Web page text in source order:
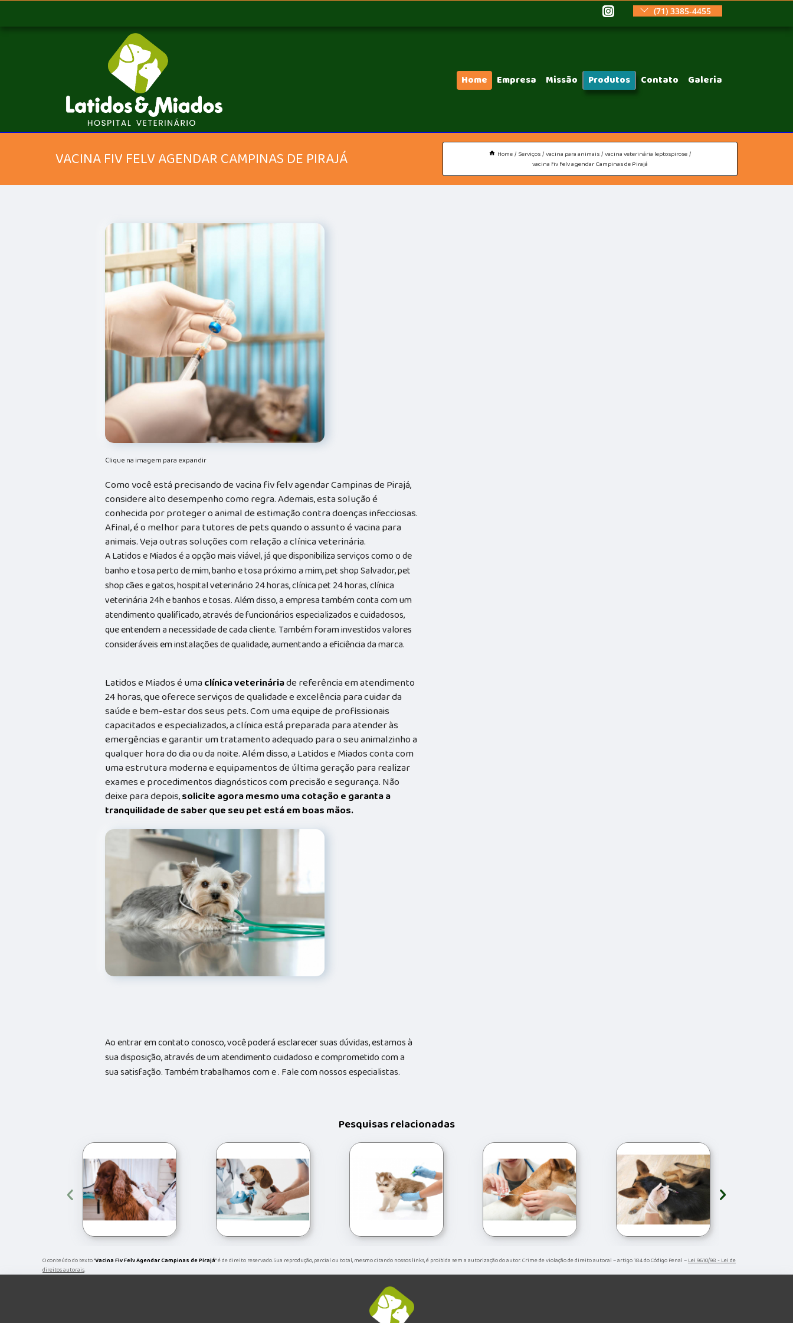
(71) 3385-4455
Home Empresa Missão Produtos Contato Galeria
VACINA FIV FELV AGENDAR CAMPINAS DE PIRAJÁ Home Serviços vacina para animais vacina veterinária leptospirose
vacina fiv felv agendar Campinas de Pirajá
Clique na imagem para expandir
Como você está precisando de vacina fiv felv agendar Campinas de Pirajá,
considere alto desempenho como regra. Ademais, esta solução é
conhecida por proteger o animal de estimação contra doenças infecciosas.
Afinal, é o melhor para tutores de pets quando o assunto é vacina para
animais. Veja outras soluções com relação a clínica veterinária.
A Latidos e Miados é a opção mais viável, já que disponibiliza serviços como o de
banho e tosa perto de mim, banho e tosa próximo a mim, pet shop Salvador, pet
shop cães e gatos, hospital veterinário 24 horas, clínica pet 24 horas, clínica
veterinária 24h e banhos e tosas. Além disso, a empresa também conta com um
atendimento qualificado, através de funcionários especializados e cuidadosos,
que entendem a necessidade de cada cliente. Também foram investidos valores
consideráveis em instalações de qualidade, aumentando a eficiência da marca.
Latidos e Miados é umaclínica veterináriade referência em atendimento
24 horas, que oferece serviços de qualidade e excelência para cuidar da
saúde e bem-estar dos seus pets. Com uma equipe de profissionais
capacitados e especializados, a clínica está preparada para atender às
emergências e garantir um tratamento adequado para o seu animalzinho a
qualquer hora do dia ou da noite. Além disso, a Latidos e Miados conta com
uma estrutura moderna e equipamentos de última geração para realizar
exames e procedimentos diagnósticos com precisão e segurança. Não
deixe para depois,solicite agora mesmo uma cotação e garanta a
tranquilidade de saber que seu pet está em boas mãos.
Ao entrar em contato conosco, você poderá esclarecer suas dúvidas, estamos à
sua disposição, através de um atendimento cuidadoso e comprometido com a
sua satisfação. Também trabalhamos com e . Fale com nossos especialistas.
Pesquisas relacionadas
‹ ›
O conteúdo do texto "Vacina Fiv Felv Agendar Campinas de Pirajá" é de direito reservado. Sua reprodução, parcial ou total, mesmo citando nossos links, é proibida sem a autorização do autor. Crime de violação de direito autoral – artigo 184 do Código Penal –Lei 9610/98 - Lei de
direitos autorais.